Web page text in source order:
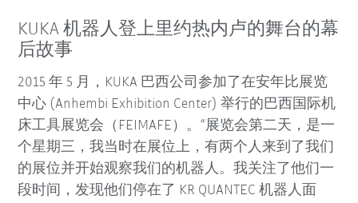
KUKA 机器人登上里约热内卢的舞台的幕
后故事
2015 年 5 月，KUKA 巴西公司参加了在安年比展览
中心 (Anhembi Exhibition Center) 举行的巴西国际机
床工具展览会（FEIMAFE）。“展览会第二天，是一
个星期三，我当时在展位上，有两个人来到了我们
的展位并开始观察我们的机器人。我关注了他们一
段时间，发现他们停在了 KR QUANTEC 机器人面